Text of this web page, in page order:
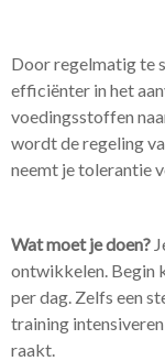
Door regelmatig te
efficiënter in het
voedingsstoffen
wordt de regeling
neemt je tolerantie
Wat moet je doen?
ontwikkelen. Begin
per dag. Zelfs een
training
raakt.